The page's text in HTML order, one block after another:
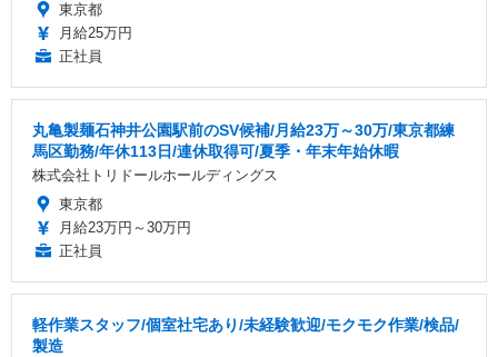
東京都
月給25万円
正社員
丸亀製麺石神井公園駅前のSV候補/月給23万～30万/東京都練
馬区勤務/年休113日/連休取得可/夏季・年末年始休暇
株式会社トリドールホールディングス
東京都
月給23万円～30万円
正社員
軽作業スタッフ/個室社宅あり/未経験歓迎/モクモク作業/検品/
製造